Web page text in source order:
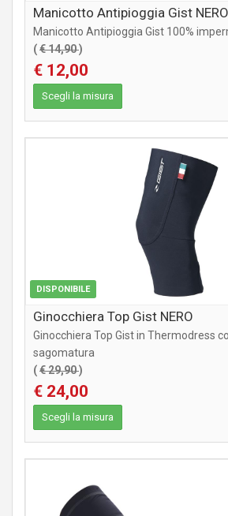
Manicotto Antipioggia Gist NERO
Manicotto Antipioggia Gist 100%
(€ 14,90)
€ 12,00
Scegli la misura
DISPONIBILE
Ginocchiera Top Gist NERO
Ginocchiera Top Gist in Thermodress
sagomatura
(€ 29,90)
€ 24,00
Scegli la misura